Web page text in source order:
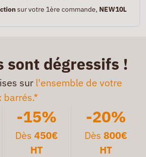
sur votre 1ère commande, NEW10L
sont dégressifs !
sur l'ensemble de votre
barrés.*
-15%
Dès 450€
HT
-20%
Dès 800€
HT